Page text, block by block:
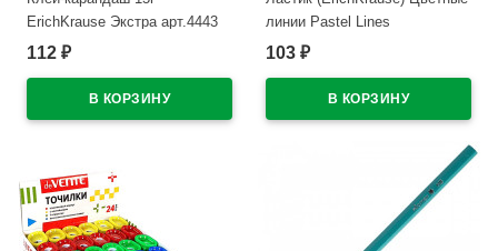
ErichKrause Экстра арт.4443
(Ст.20/480)
112 ₽
линии Pastel Lines
44,3*25*10мм цветной
103 ₽